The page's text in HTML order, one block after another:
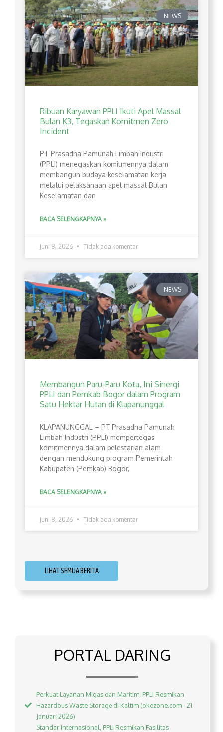
NEWS
Ribuan Karyawan PPLI Ikuti Apel Massal
Bulan K3, Tegaskan Komitmen Zero
Incident
PT Prasadha Pamunah Limbah Industri
(PPLI) menegaskan komitmennya dalam
membangun budaya keselamatan kerja
melalui pelaksanaan apel massal Bulan
Keselamatan dan
BACA SELENGKAPNYA »
Juni 8, 2026 Tidak ada komentar
NEWS
Membangun Paru-Paru Kota, Ini Sinergi
PPLI dan Pemkab Bogor dalam Program
Satu Hektar Hutan di Klapanunggal
​KLAPANUNGGAL – PT Prasadha Pamunah
Limbah Industri (PPLI) mempertegas
komitmennya dalam pelestarian alam
dengan mendukung program Pemerintah
Kabupaten (Pemkab) Bogor,
BACA SELENGKAPNYA »
Juni 8, 2026 Tidak ada komentar
LIHAT SEMUA BERITA
PORTAL DARING
Perkuat Layanan Migas dan Maritim, PPLI Resmikan
Hazardous Waste Storage di Kaltim (okezone.com - 21
Januari 2026)
Standar Internasional, PPLI Resmikan Fasilitas